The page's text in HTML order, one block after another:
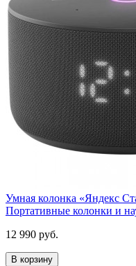
Умная колонка «Яндекс
Портативные колонки и
12 990 руб.
В корзину